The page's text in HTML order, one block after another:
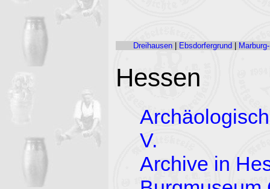
Dreihausen| Ebsdorfergrund
Hessen
V.
Archive in